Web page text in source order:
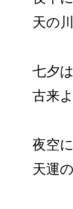
天の
七夕
古来
夜空
天運